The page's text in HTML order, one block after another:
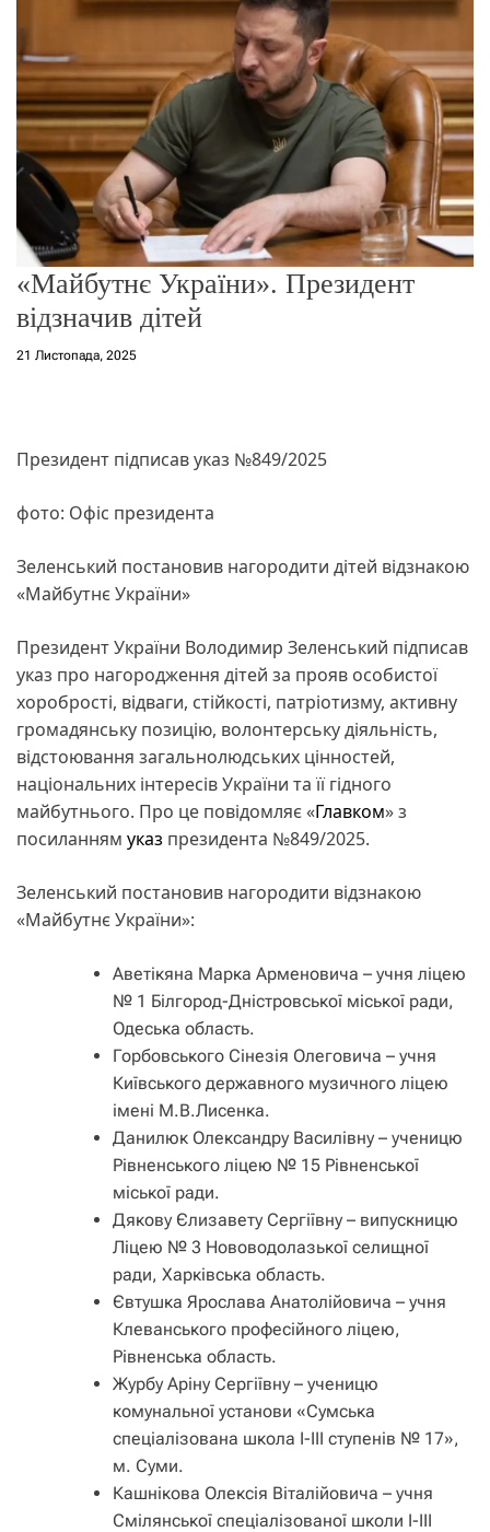
о
ж
и
у
«Майбутнє України». Президент
відзначив дітей
21 Листопада, 2025
Президент підписав указ №849/2025
фото: Офіс президента
Зеленський постановив нагородити дітей відзнакою
«Майбутнє України»
Президент України Володимир Зеленський підписав
указ про нагородження дітей за прояв особистої
хоробрості, відваги, стійкості, патріотизму, активну
громадянську позицію, волонтерську діяльність,
відстоювання загальнолюдських цінностей,
національних інтересів України та її гідного
майбутнього. Про це повідомляє «Главком» з
посиланням указ президента №849/2025.
Зеленський постановив нагородити відзнакою
«Майбутнє України»:
Аветікяна Марка Арменовича – учня ліцею
№ 1 Білгород-Дністровської міської ради,
Одеська область.
Горбовського Сінезія Олеговича – учня
Київського державного музичного ліцею
імені М.В.Лисенка.
Данилюк Олександру Василівну – ученицю
Рівненського ліцею № 15 Рівненської
міської ради.
Дякову Єлизавету Сергіївну – випускницю
Ліцею № 3 Нововодолазької селищної
ради, Харківська область.
Євтушка Ярослава Анатолійовича – учня
Клеванського професійного ліцею,
Рівненська область.
Журбу Аріну Сергіївну – ученицю
комунальної установи «Сумська
спеціалізована школа І-ІІІ ступенів № 17»,
м. Суми.
Кашнікова Олексія Віталійовича – учня
Смілянської спеціалізованої школи І-ІІІ